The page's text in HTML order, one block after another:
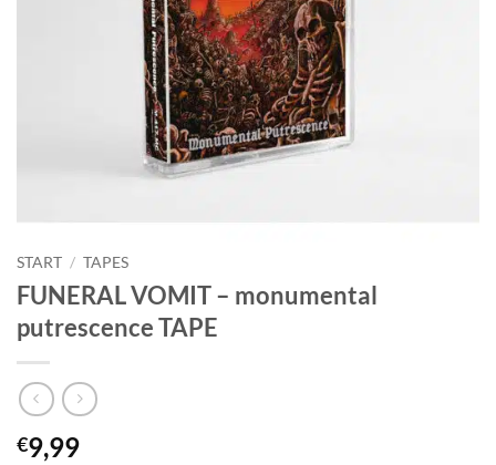
START / TAPES
FUNERAL VOMIT – monumental
putrescence TAPE
€9,99